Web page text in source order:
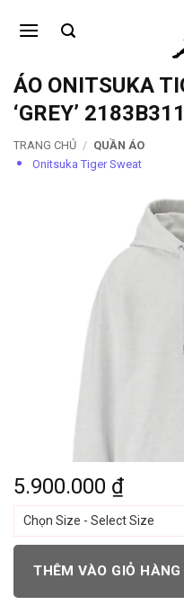
qua
dungÁO ONITSUKA
‘GREY’
TRANG CHỦ / QUẦN ÁO
Onitsuka Tiger Sweat
5.900.000 ₫
THÊM VÀO GIỎ HÀNG